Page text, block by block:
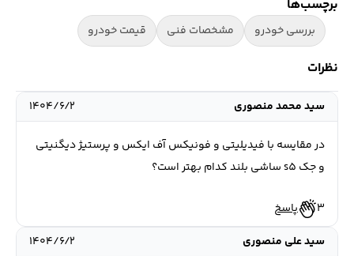
برچسب‌ها
بررسی خودرو مشخصات فنی قیمت خودرو
نظرات
سید محمد منصوری ۱۴۰۴/۶/۲
در مقایسه با فیدیلیتی و فونیکس آف ایکس و پرستیژ دیگنیتی
و جک s5 ساشی بلند کدام بهتر است؟
3
پاسخ
سید علی منصوری
۱۴۰۴/۶/۲